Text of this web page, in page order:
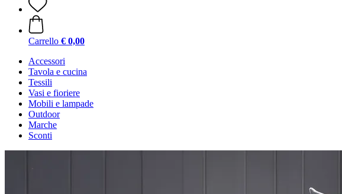
Carrello € 0,00
Accessori
Tavola e cucina
Tessili
Vasi e fioriere
Mobili e lampade
Outdoor
Marche
Sconti